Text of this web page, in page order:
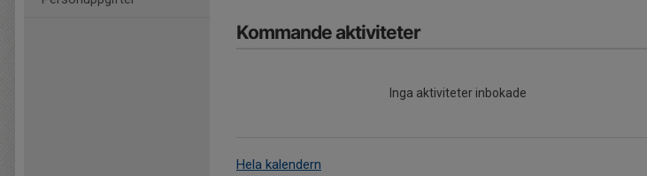
Kommande aktiviteter
Inga aktiviteter inbokade
Hela kalendern